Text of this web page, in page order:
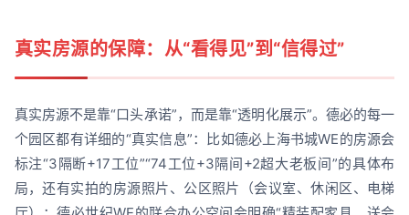
真实房源的保障：从“看得见”到“信得过”
真实房源不是靠“口头承诺”，而是靠“透明化展示”。德必的每一
个园区都有详细的“真实信息”：比如德必上海书城WE的房源会
标注“3隔断+17工位”“74工位+3隔间+2超大老板间”的具体布
局，还有实拍的房源照片、公区照片（会议室、休闲区、电梯